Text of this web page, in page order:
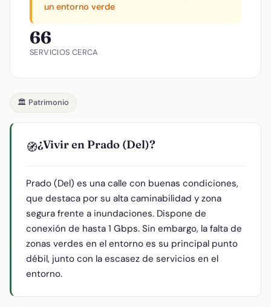
un entorno verde
66
SERVICIOS CERCA
🏛️ Patrimonio
🧭¿Vivir en Prado (Del)?
Prado (Del) es una calle con buenas condiciones,
que destaca por su alta caminabilidad y zona
segura frente a inundaciones. Dispone de
conexión de hasta 1 Gbps. Sin embargo, la falta de
zonas verdes en el entorno es su principal punto
débil, junto con la escasez de servicios en el
entorno.